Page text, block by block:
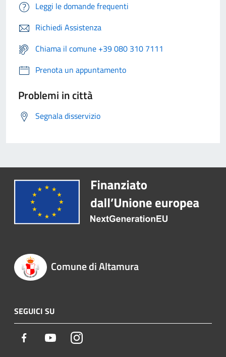
Leggi le domande frequenti
Richiedi Assistenza
Chiama il comune +39 080 310 7111
Prenota un appuntamento
Problemi in città
Segnala disservizio
Comune di Altamura
SEGUICI SU
Facebook YoutubeInstagram